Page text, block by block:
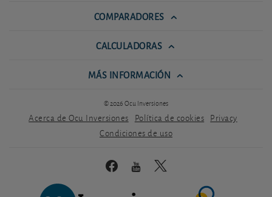
COMPARADORES
CALCULADORAS
MÁS INFORMACIÓN
© 2026 Ocu Inversiones
Acerca de Ocu Inversiones Política de cookies Privacy
Condiciones de uso